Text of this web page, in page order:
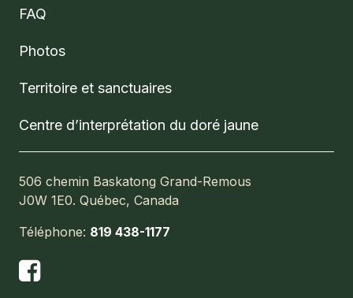
FAQ
Photos
Territoire et sanctuaires
Centre d’interprétation du doré jaune
506 chemin Baskatong Grand-Remous
J0W 1E0. Québec, Canada
Téléphone: 819 438-1177